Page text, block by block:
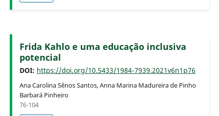
Frida Kahlo e uma educação inclusiva
potencial
DOI: https://doi.org/10.5433/1984-7939.2021v6n1p76
Ana Carolina Sênos Santos, Anna Marina Madureira de Pinho
Barbará Pinheiro
76-104